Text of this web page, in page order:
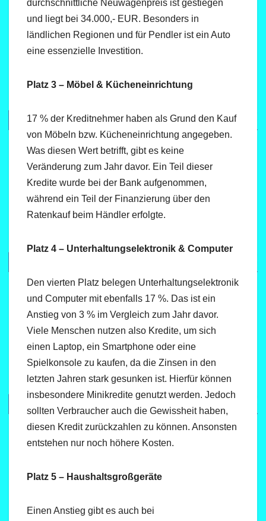
durchschnittliche Neuwagenpreis ist gestiegen
und liegt bei 34.000,- EUR. Besonders in
ländlichen Regionen und für Pendler ist ein Auto
eine essenzielle Investition.
Platz 3 – Möbel & Kücheneinrichtung
17 % der Kreditnehmer haben als Grund den Kauf
von Möbeln bzw. Kücheneinrichtung angegeben.
Was diesen Wert betrifft, gibt es keine
Veränderung zum Jahr davor. Ein Teil dieser
Kredite wurde bei der Bank aufgenommen,
während ein Teil der Finanzierung über den
Ratenkauf beim Händler erfolgte.
Platz 4 – Unterhaltungselektronik & Computer
Den vierten Platz belegen Unterhaltungselektronik
und Computer mit ebenfalls 17 %. Das ist ein
Anstieg von 3 % im Vergleich zum Jahr davor.
Viele Menschen nutzen also Kredite, um sich
einen Laptop, ein Smartphone oder eine
Spielkonsole zu kaufen, da die Zinsen in den
letzten Jahren stark gesunken ist. Hierfür können
insbesondere Minikredite genutzt werden. Jedoch
sollten Verbraucher auch die Gewissheit haben,
diesen Kredit zurückzahlen zu können. Ansonsten
entstehen nur noch höhere Kosten.
Platz 5 – Haushaltsgroßgeräte
Einen Anstieg gibt es auch bei